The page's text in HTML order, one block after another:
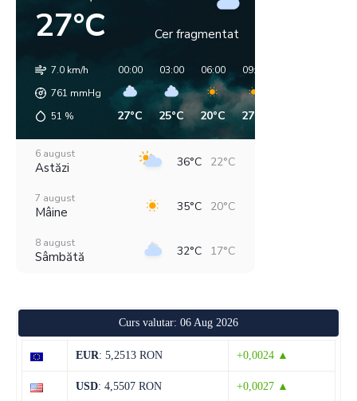
27°C Cer fragmentat
7.0 km/h
761 mmHg
51 %
00:00
27°C
03:00
25°C
06:00
20°C
09:00
27°C
6 august
Astăzi 36°C 22°C
7 august
Mâine 35°C 20°C
8 august
Sâmbătă 32°C 17°C
32°C 15°C
Marți
Curs valutar: 06 Aug 2026
EUR: 5,2513 RON +0,0024 ▲
USD: 4,5507 RON +0,0027 ▲